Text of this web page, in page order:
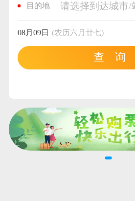
目的地 请选择到达城市/
08月09日 (农历六月廿七)
查 询